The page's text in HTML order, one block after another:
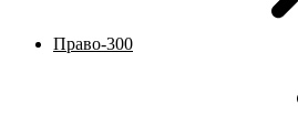
Право-300